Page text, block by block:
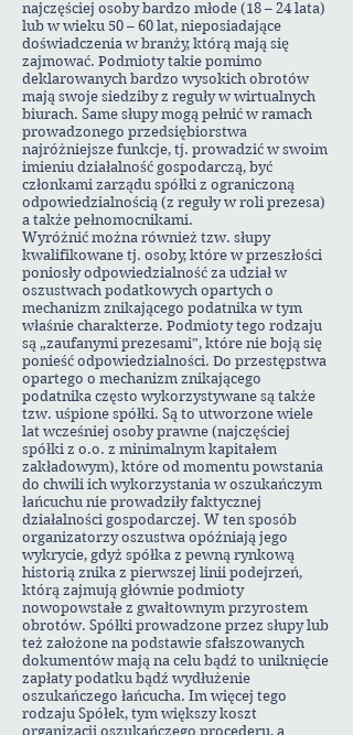
najczęściej osoby bardzo młode (18 – 24 lata)
lub w wieku 50 – 60 lat, nieposiadające
doświadczenia w branży, którą mają się
zajmować. Podmioty takie pomimo
deklarowanych bardzo wysokich obrotów
mają swoje siedziby z reguły w wirtualnych
biurach. Same słupy mogą pełnić w ramach
prowadzonego przedsiębiorstwa
najróżniejsze funkcje, tj. prowadzić w swoim
imieniu działalność gospodarczą, być
członkami zarządu spółki z ograniczoną
odpowiedzialnością (z reguły w roli prezesa)
a także pełnomocnikami.
Wyróżnić można również tzw. słupy
kwalifikowane tj. osoby, które w przeszłości
poniosły odpowiedzialność za udział w
oszustwach podatkowych opartych o
mechanizm znikającego podatnika w tym
właśnie charakterze. Podmioty tego rodzaju
są „zaufanymi prezesami”, które nie boją się
ponieść odpowiedzialności. Do przestępstwa
opartego o mechanizm znikającego
podatnika często wykorzystywane są także
tzw. uśpione spółki. Są to utworzone wiele
lat wcześniej osoby prawne (najczęściej
spółki z o.o. z minimalnym kapitałem
zakładowym), które od momentu powstania
do chwili ich wykorzystania w oszukańczym
łańcuchu nie prowadziły faktycznej
działalności gospodarczej. W ten sposób
organizatorzy oszustwa opóźniają jego
wykrycie, gdyż spółka z pewną rynkową
historią znika z pierwszej linii podejrzeń,
którą zajmują głównie podmioty
nowopowstałe z gwałtownym przyrostem
obrotów. Spółki prowadzone przez słupy lub
też założone na podstawie sfałszowanych
dokumentów mają na celu bądź to uniknięcie
zapłaty podatku bądź wydłużenie
oszukańczego łańcucha. Im więcej tego
rodzaju Spółek, tym większy koszt
organizacji oszukańczego procederu, a